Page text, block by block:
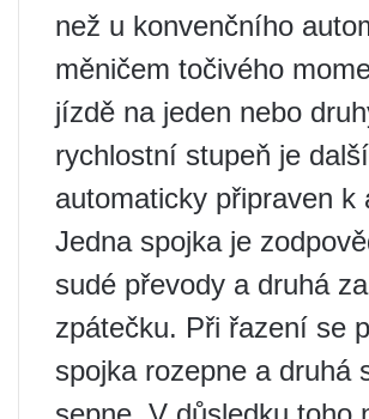
než u konvenčního
měničem točivého
jízdě na jeden nebo
rychlostní stupeň je další
automaticky připraven k
Jedna spojka je
sudé převody a druhá
zpátečku. Při řazení se
spojka rozepne a druhá